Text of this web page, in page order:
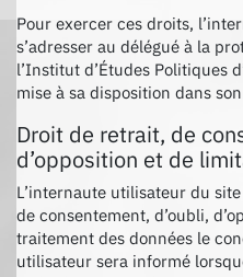
Pour exercer ces droits,
s’adresser au délégué à la
l’Institut d’Études Politiques
mise à sa disposition dans
Droit de retrait, de
d’opposition et de
L’internaute utilisateur du
de consentement, d’oubli,
traitement des données le
utilisateur sera informé